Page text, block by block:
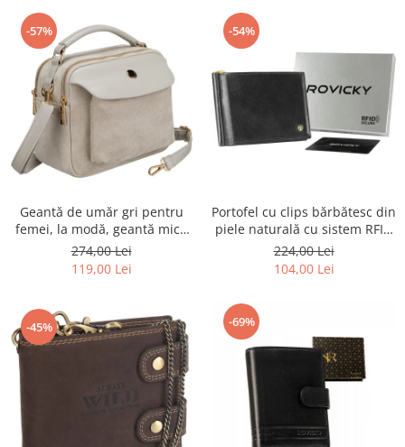
-57%
Geantă de umăr gri pentru
femei, la modă, geantă mică
urbană cu fermoar, piele
ecologică - Peterson PTR-PTN
274,00 Lei
119,00 Lei
-54%
Portofel cu clips bărbătesc din
piele naturală cu sistem RFID
- Rovicky PTR-N1908-RVT-9799
BLACK
224,00 Lei
104,00 Lei
-45% -69%